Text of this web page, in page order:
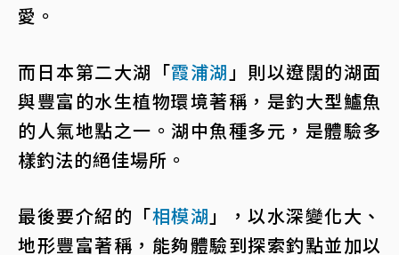
愛。
而日本第二大湖「霞浦湖 」則以遼闊的湖面
與豐富的水生植物環境著稱，是釣大型鱸魚
的人氣地點之一。湖中魚種多元，是體驗多
樣釣法的絕佳場所。
最後要介紹的「相模湖 」，以水深變化大、
地形豐富著稱，能夠體驗到探索釣點並加以